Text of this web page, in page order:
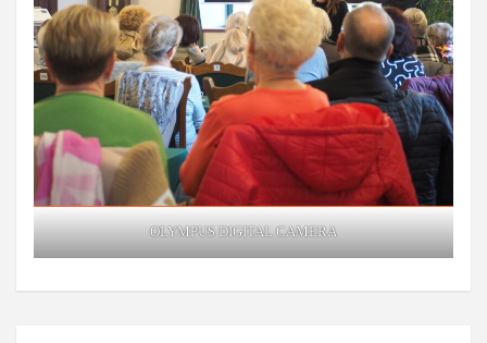
OLYMPUS DIGITAL CAMERA